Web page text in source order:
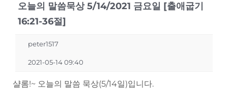
오늘의 말씀묵상 5/14/2021 금요일 [출애굽기
16:21-36절]
peter1517
2021-05-14 09:40
샬롬!~ 오늘의 말씀 묵상(5/14일)입니다.